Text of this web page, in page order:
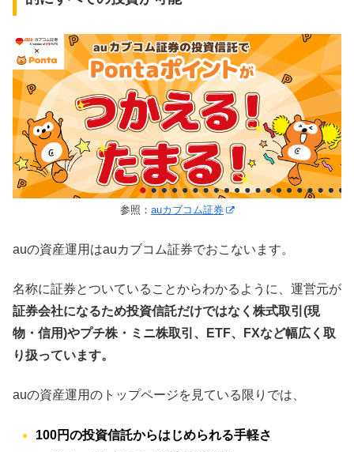
参照： auカブコム証券
auの資産運用はauカブコム証券でおこないます。
名称に証券とついていることからわかるように、運営元が
証券会社になるため投資信託だけではなく株式取引(現
物・信用)やプチ株・ミニ株取引、ETF、FXなど幅広く取
り扱っています。
auの資産運用のトップページを見ている限りでは、
100円の投資信託からはじめられる手軽さ